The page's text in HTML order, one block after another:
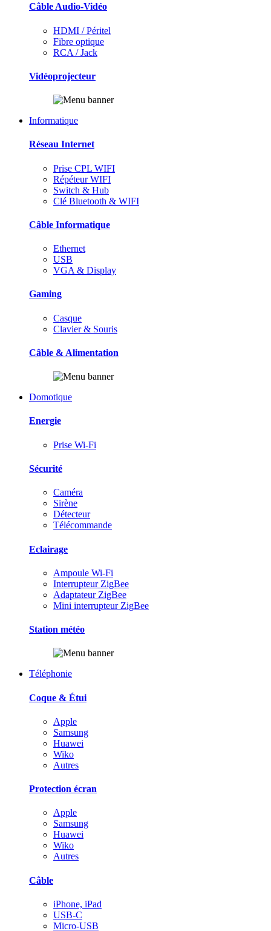
Câble Audio-Vidéo
HDMI / Péritel
Fibre optique
RCA / Jack
Vidéoprojecteur
Informatique
Réseau Internet
Prise CPL WIFI
Répéteur WIFI
Switch & Hub
Clé Bluetooth & WIFI
Câble Informatique
Ethernet
USB
VGA & Display
Gaming
Casque
Clavier & Souris
Câble & Alimentation
Domotique
Energie
Prise Wi-Fi
Sécurité
Caméra
Sirène
Détecteur
Télécommande
Eclairage
Ampoule Wi-Fi
Interrupteur ZigBee
Adaptateur ZigBee
Mini interrupteur ZigBee
Station météo
Téléphonie
Coque & Étui
Apple
Samsung
Huawei
Wiko
Autres
Protection écran
Apple
Samsung
Huawei
Wiko
Autres
Câble
iPhone, iPad
USB-C
Micro-USB